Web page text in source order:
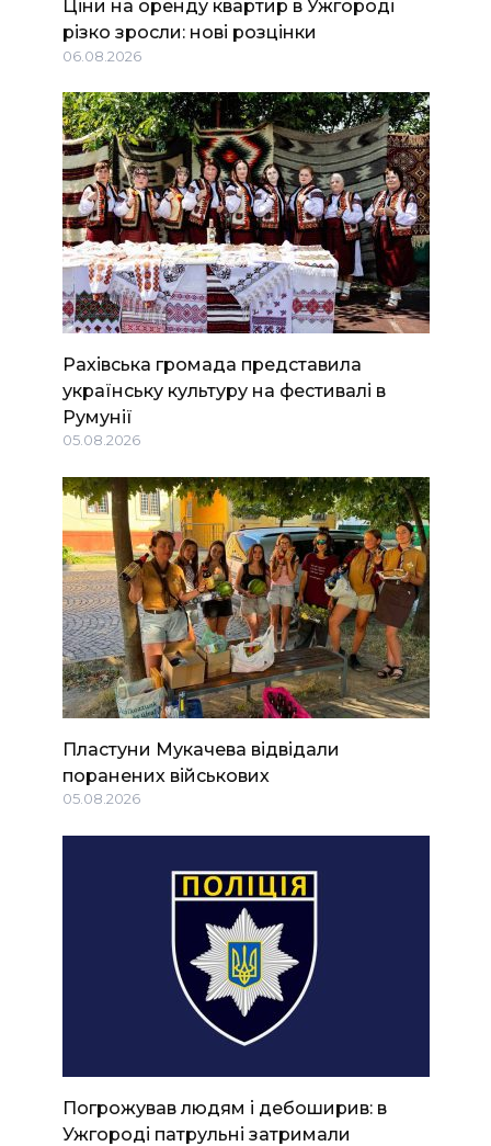
Ціни на оренду квартир в Ужгороді
різко зросли: нові розцінки
06.08.2026
Рахівська громада представила
українську культуру на фестивалі в
Румунії
05.08.2026
Пластуни Мукачева відвідали
поранених військових
05.08.2026
Погрожував людям і дебоширив: в
Ужгороді патрульні затримали